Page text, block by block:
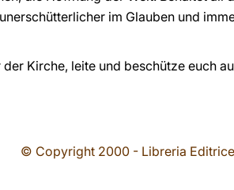
im Glauben und
Kirche, leite und beschütze euch
© Copyright 2000 - Libreria